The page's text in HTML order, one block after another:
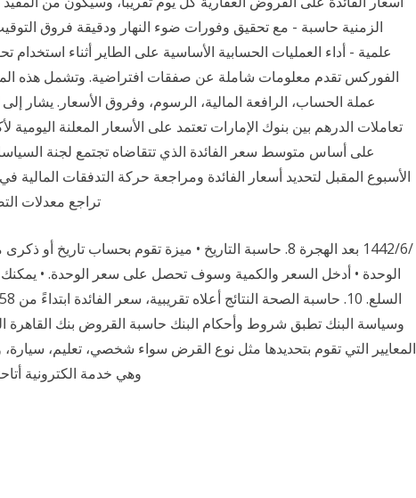
الزمنية حاسبة - مع تحقيق وفورات ضوء النهار ودقيقة فروق
علمية - أداء العمليات الحسابية الأساسية على الطاير أثناء
الفوركس تقدم معلومات شاملة عن صفقات افتراضية. وتشمل هذه
عملة الحساب، الرافعة المالية، الرسوم، وفروق الأسعار. يشار
تعاملات الدرهم بين بنوك الإمارات تعتمد على الأسعار المعلنة اليومية
على أساس متوسط سعر الفائدة الذي تتقاضاه تجتمع لجنة
الأسبوع المقبل لتحديد أسعار الفائدة ومراجعة حركة التدفقات
تراجع معدلات التضخم
الوحدة • أدخل السعر والكمية وسوف تحصل على سعر الوحدة. •
وسياسة البنك تطبق شروط وأحكام البنك حاسبة القروض بنك القاهرة
المعايير التي تقوم بتحديدها مثل نوع القرض سواء شخصي، تعليم، سيارة،
وهي خدمة الكترونية